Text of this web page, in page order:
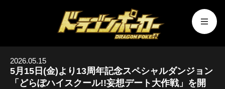
2026.05.15
5月15日(金)より13周年記念スペシャルダンジョン
「どらぽハイスクール!!妄想デート大作戦」を開